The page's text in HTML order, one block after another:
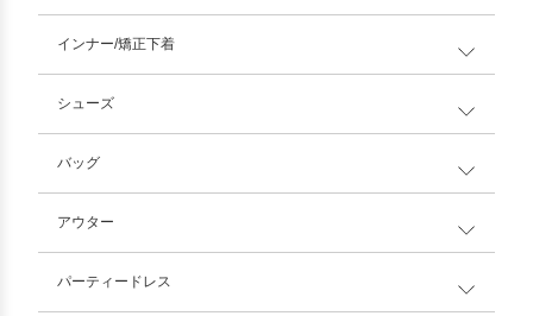
インナー/矯正下着
シューズ
バッグ
アウター
パーティードレス